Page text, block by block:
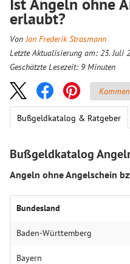
erlaubt?
VonJan Frederik Strasmann
Letzte Aktualisierung am: 23. Juli
Geschätzte Lesezeit: 9 Minuten
Bußgeldkatalog & Ratgeber
Bußgeldkatalog
Angeln ohne Angelschein
Bundesland
Baden-Württemberg
Bayern